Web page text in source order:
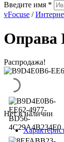
Введите имя *
vFocuse /
Оправа
Распродажа!
Нет в наличии